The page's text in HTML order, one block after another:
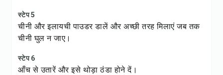
स्टेप 5
चीनी और इलायची पाउडर डालें और अच्छी तरह मिलाएं जब तक
चीनी घुल न जाए।
स्टेप 6
आँच से उतारें और इसे थोड़ा ठंडा होने दें।